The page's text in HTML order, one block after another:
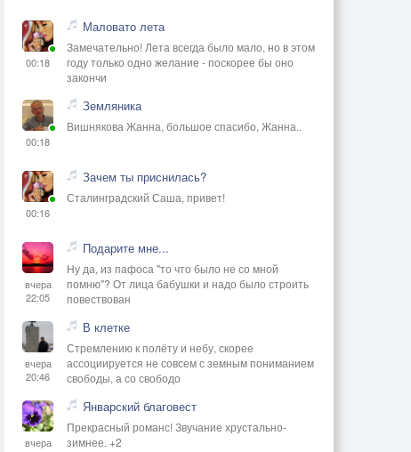
00:18
Маловато лета
Замечательно! Лета всегда было мало, но в этом
году только одно желание - поскорее бы оно
закончи
00:18
Земляника
Вишнякова Жанна, большое спасибо, Жанна..
00:16
Зачем ты приснилась?
Сталинградский Саша, привет!
вчера
22:05
Подарите мне...
Ну да, из пафоса "то что было не со мной
помню"? От лица бабушки и надо было строить
повествован
вчера
20:46
В клетке
Стремлению к полёту и небу, скорее
ассоциируется не совсем с земным пониманием
свободы, а со свободо
вчера
Январский благовест
Прекрасный романс! Звучание хрустально-
зимнее. +2